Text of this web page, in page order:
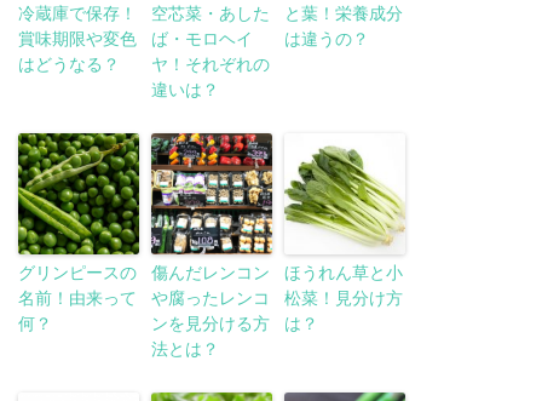
冷蔵庫で保存！
賞味期限や変色
はどうなる？
空芯菜・あした
ば・モロヘイ
ヤ！それぞれの
違いは？
と葉！栄養成分
は違うの？
グリンピースの
名前！由来って
何？
傷んだレンコン
や腐ったレンコ
ンを見分ける方
法とは？
ほうれん草と小
松菜！見分け方
は？